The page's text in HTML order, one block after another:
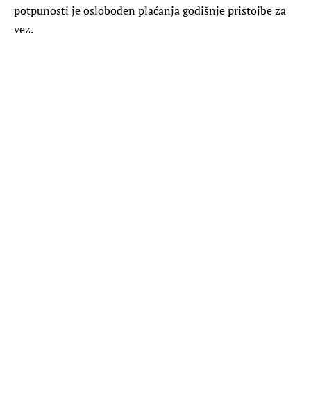
potpunosti je oslobođen plaćanja godišnje pristojbe za
vez.